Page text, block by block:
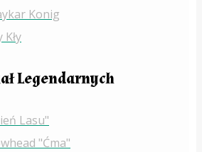
Konig
Legendarnych
Lasu"
"Ćma"